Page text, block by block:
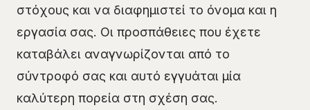
στόχους και να διαφημιστεί το όνομα και η
εργασία σας. Οι προσπάθειες που έχετε
καταβάλει αναγνωρίζονται από το
σύντροφό σας και αυτό εγγυάται μία
καλύτερη πορεία στη σχέση σας.